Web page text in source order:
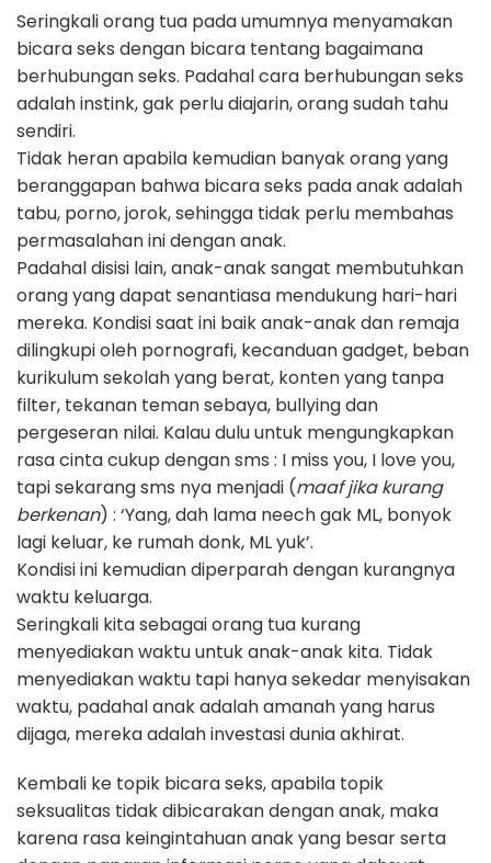
Seringkali orang tua pada umumnya menyamakan
bicara seks dengan bicara tentang bagaimana
berhubungan seks. Padahal cara berhubungan seks
adalah instink, gak perlu diajarin, orang sudah tahu
sendiri.
Tidak heran apabila kemudian banyak orang yang
beranggapan bahwa bicara seks pada anak adalah
tabu, porno, jorok, sehingga tidak perlu membahas
permasalahan ini dengan anak.
Padahal disisi lain, anak-anak sangat membutuhkan
orang yang dapat senantiasa mendukung hari-hari
mereka. Kondisi saat ini baik anak-anak dan remaja
dilingkupi oleh pornografi, kecanduan gadget, beban
kurikulum sekolah yang berat, konten yang tanpa
filter, tekanan teman sebaya, bullying dan
pergeseran nilai. Kalau dulu untuk mengungkapkan
rasa cinta cukup dengan sms : I miss you, I love you,
tapi sekarang sms nya menjadi (maaf jika kurang
berkenan) : ‘Yang, dah lama neech gak ML, bonyok
lagi keluar, ke rumah donk, ML yuk’.
Kondisi ini kemudian diperparah dengan kurangnya
waktu keluarga.
Seringkali kita sebagai orang tua kurang
menyediakan waktu untuk anak-anak kita. Tidak
menyediakan waktu tapi hanya sekedar menyisakan
waktu, padahal anak adalah amanah yang harus
dijaga, mereka adalah investasi dunia akhirat.
Kembali ke topik bicara seks, apabila topik
seksualitas tidak dibicarakan dengan anak, maka
karena rasa keingintahuan anak yang besar serta